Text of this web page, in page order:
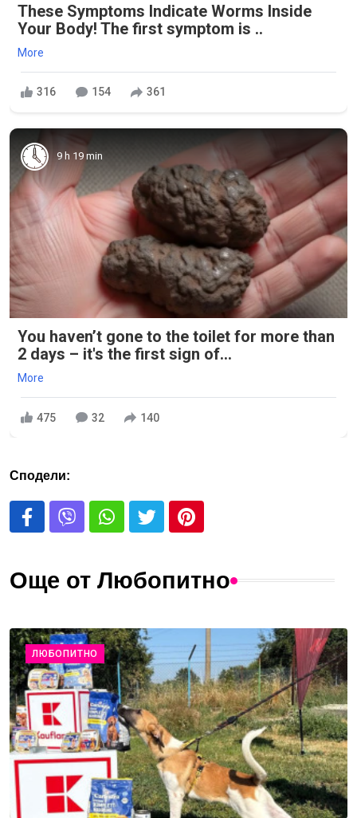
These Symptoms Indicate Worms Inside
Your Body! The first symptom is ..
More
316 154 361
9 h 19 min
You haven’t gone to the toilet for more than
2 days – it's the first sign of...
More
475 32 140
Сподели:
Още от Любопитно
ЛЮБОПИТНО